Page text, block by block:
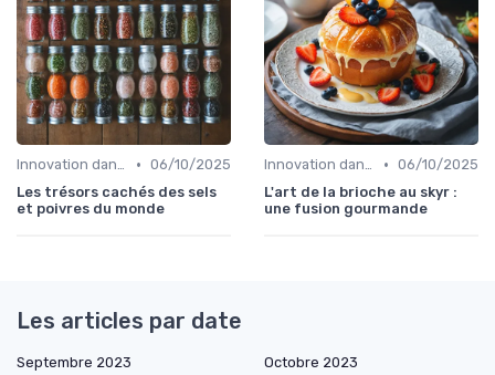
Innovation dans la food • 06/10/2025
Les trésors cachés des sels
et poivres du monde
Innovation dans la food • 06/10/2025
L'art de la brioche au skyr :
une fusion gourmande
Les articles par date
Septembre 2023
Octobre 2023